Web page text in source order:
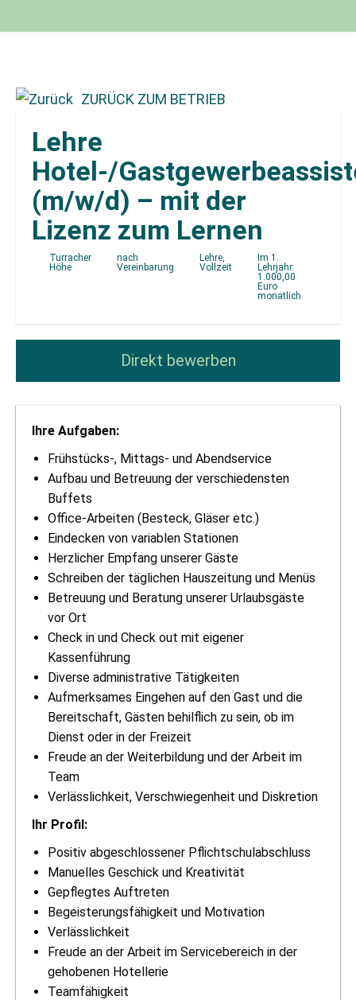
ZURÜCK ZUM BETRIEB
Lehre
Hotel-/
(m/w/d) – mit der
Lizenz zum Lernen
Turracher
Höhe
nach
Vereinbarung
Lehre,
Vollzeit
Im 1.
Lehrjahr:
1.000,00
Euro
monatlich
Direkt bewerben
Ihre Aufgaben:
Frühstücks-, Mittags- und Abendservice
Aufbau und Betreuung der verschiedensten
Buffets
Office-Arbeiten (Besteck, Gläser etc.)
Eindecken von variablen Stationen
Herzlicher Empfang unserer Gäste
Schreiben der täglichen Hauszeitung und Menüs
Betreuung und Beratung unserer Urlaubsgäste
vor Ort
Check in und Check out mit eigener
Kassenführung
Diverse administrative Tätigkeiten
Aufmerksames Eingehen auf den Gast und die
Bereitschaft, Gästen behilflich zu sein, ob im
Dienst oder in der Freizeit
Freude an der Weiterbildung und der Arbeit im
Team
Verlässlichkeit, Verschwiegenheit und Diskretion
Ihr Profil:
Positiv abgeschlossener Pflichtschulabschluss
Manuelles Geschick und Kreativität
Gepflegtes Auftreten
Begeisterungsfähigkeit und Motivation
Verlässlichkeit
Freude an der Arbeit im Servicebereich in der
gehobenen Hotellerie
Teamfähigkeit